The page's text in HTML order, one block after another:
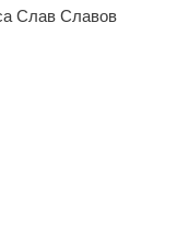
Слав Славов